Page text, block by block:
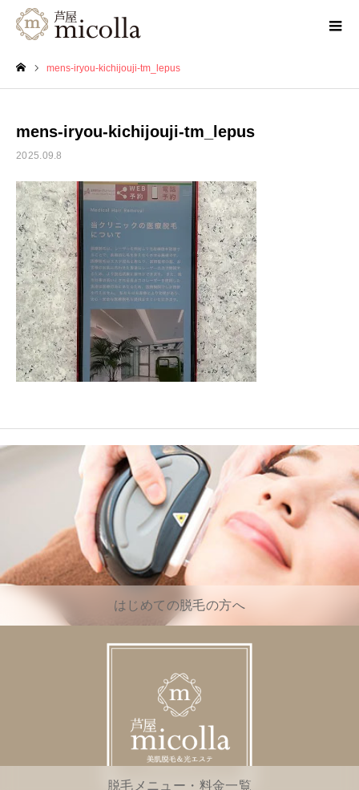
mens-iryou-kichijouji-tm_lepus
mens-iryou-kichijouji-tm_lepus
2025.09.8
はじめての脱毛の方へ
脱毛メニュー・料金一覧